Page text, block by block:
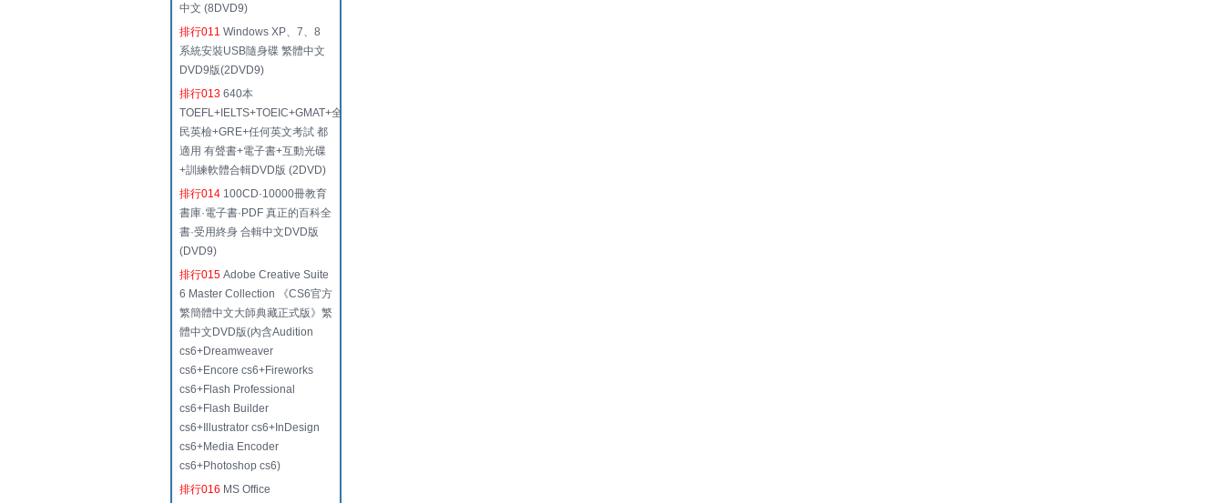
中文 (8DVD9)
排行011 Windows XP、7、8
系統安裝USB隨身碟 繁體中文
DVD9版(2DVD9)
排行013 640本
TOEFL+IELTS+TOEIC+GMAT+全
民英檢+GRE+任何英文考試 都
適用 有聲書+電子書+互動光碟
+訓練軟體合輯DVD版 (2DVD)
排行014 100CD·10000冊教育
書庫·電子書·PDF 真正的百科全
書·受用終身 合輯中文DVD版
(DVD9)
排行015 Adobe Creative Suite
6 Master Collection 《CS6官方
繁簡體中文大師典藏正式版》繁
體中文DVD版(內含Audition
cs6+Dreamweaver
cs6+Encore cs6+Fireworks
cs6+Flash Professional
cs6+Flash Builder
cs6+Illustrator cs6+InDesign
cs6+Media Encoder
cs6+Photoshop cs6)
排行016 MS Office